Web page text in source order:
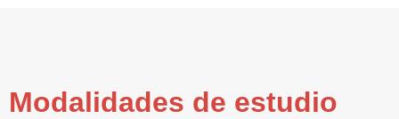
Modalidades de estudio